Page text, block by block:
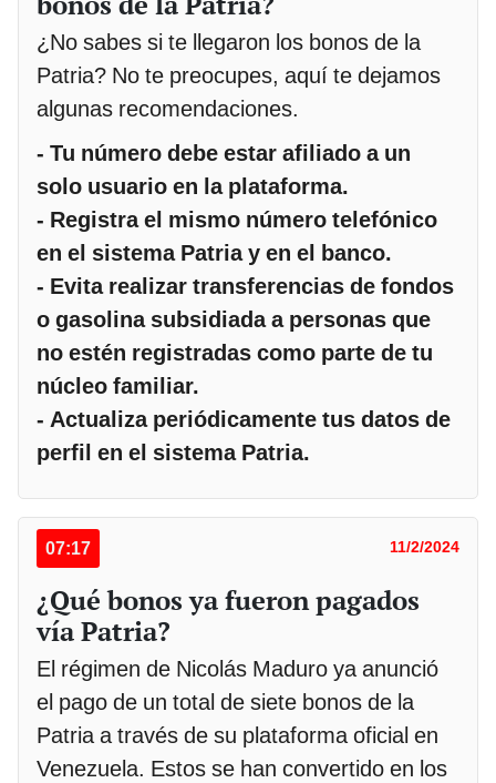
¿No sabes si te llegaron los bonos de la
Patria? No te preocupes, aquí te dejamos
algunas recomendaciones.
- Tu número debe estar afiliado a un
solo usuario en la plataforma.
- Registra el mismo número telefónico
en el sistema Patria y en el banco.
- Evita realizar transferencias de fondos
o gasolina subsidiada a personas que
no estén registradas como parte de tu
núcleo familiar.
- Actualiza periódicamente tus datos de
perfil en el sistema Patria.
07:17 11/2/2024
¿Qué bonos ya fueron pagados
vía Patria?
El régimen de Nicolás Maduro ya anunció
el pago de un total de siete bonos de la
Patria a través de su plataforma oficial en
Venezuela. Estos se han convertido en los